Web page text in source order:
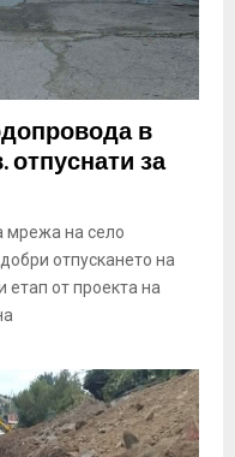
в
за
мрежа на село
отпускането на
етап от проекта на